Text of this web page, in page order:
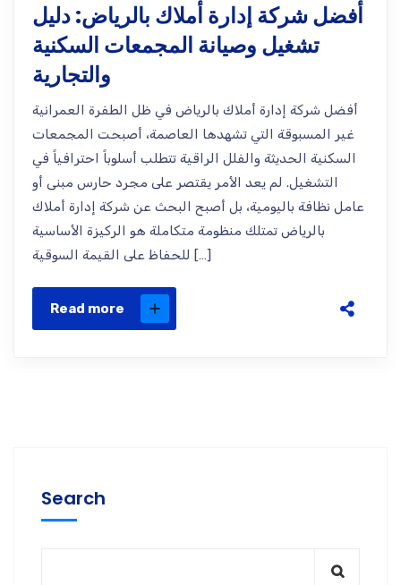
أفضل شركة إدارة أملاك بالرياض: دليل
تشغيل وصيانة المجمعات السكنية
والتجارية
أفضل شركة إدارة أملاك بالرياض في ظل الطفرة العمرانية
غير المسبوقة التي تشهدها العاصمة، أصبحت المجمعات
السكنية الحديثة والفلل الراقية تتطلب أسلوباً احترافياً في
التشغيل. لم يعد الأمر يقتصر على مجرد حارس مبنى أو
عامل نظافة باليومية، بل أصبح البحث عن شركة إدارة أملاك
بالرياض تمتلك منظومة متكاملة هو الركيزة الأساسية
للحفاظ على القيمة السوقية […]
Read more
Search